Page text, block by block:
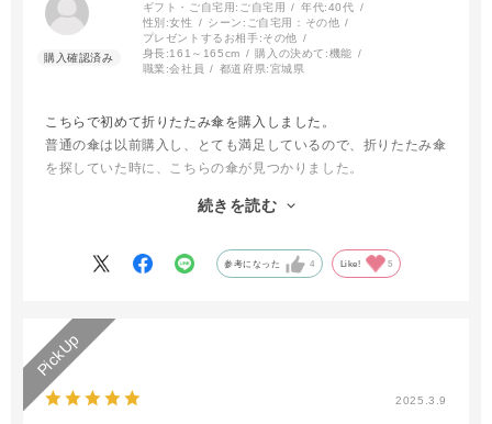
ギフト・ご自宅用: ご自宅用 年代:40代
性別:女性 シーン: ご自宅用：その他
プレゼントするお相手:その他
身長:161～165cm 購入の決めて:機能
職業:会社員 都道府県:宮城県
こちらで初めて折りたたみ傘を購入しました。
普通の傘は以前購入し、とても満足しているので、折りたたみ傘
を探していた時に、こちらの傘が見つかりました。
畳んだ時に形状記憶のようにきれいに畳まれ、くるくるとまとめ
続きを読む
参考になった 4 Like! 5
2025.3.9